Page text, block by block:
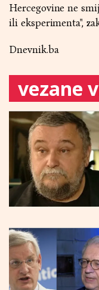
Hercegovine ne
ili eksperimenta",
Dnevnik.ba
vezane